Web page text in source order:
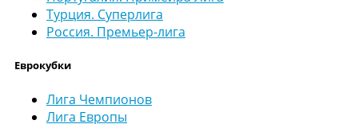
Турция. Суперлига
Россия. Премьер-лига
Еврокубки
Лига Чемпионов
Лига Европы